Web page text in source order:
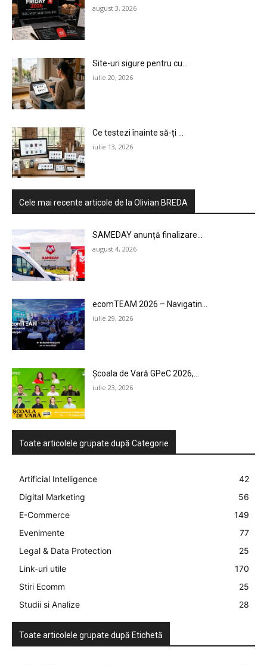
august 3, 2026
Site-uri sigure pentru cu...
iulie 20, 2026
Ce testezi înainte să-ți ...
iulie 13, 2026
Cele mai recente articole de la Olivian BREDA
SAMEDAY anunță finalizare...
august 4, 2026
ecomTEAM 2026 – Navigatin...
iulie 29, 2026
Școala de Vară GPeC 2026,...
iulie 23, 2026
Toate articolele grupate după Categorie
Artificial Intelligence
42
Digital Marketing
56
E-Commerce
149
Evenimente
77
Legal & Data Protection
25
Link-uri utile
170
Stiri Ecomm
25
Studii si Analize
28
Toate articolele grupate după Etichetă